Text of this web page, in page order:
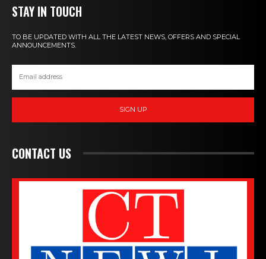
STAY IN TOUCH
TO BE UPDATED WITH ALL THE LATEST NEWS, OFFERS AND SPECIAL
ANNOUNCEMENTS.
SIGN UP
CONTACT US